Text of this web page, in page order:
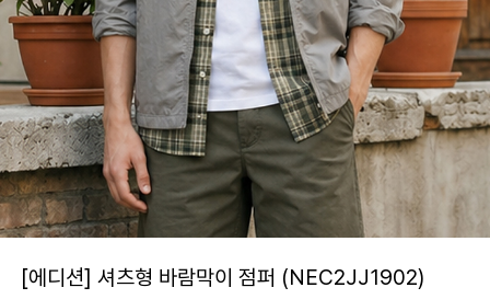
[에디션] 셔츠형 바람막이 점퍼 (NEC2JJ1902)